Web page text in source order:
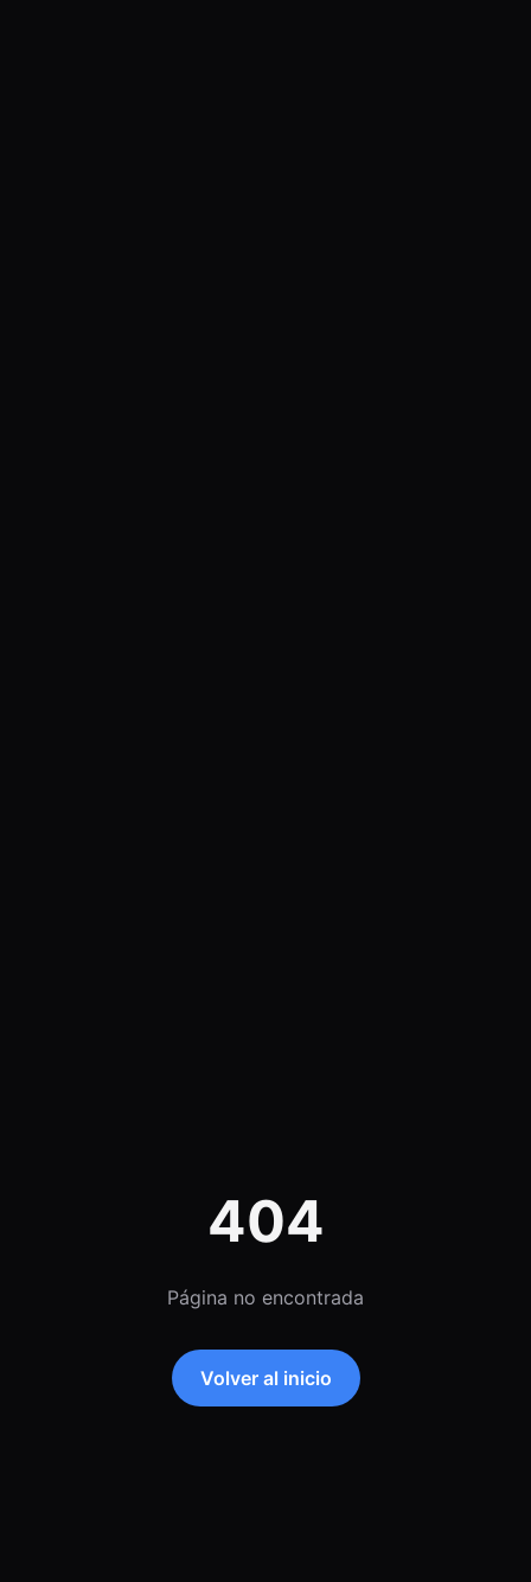
404
Página no encontrada
Volver al inicio